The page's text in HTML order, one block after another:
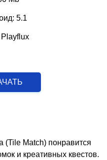
5.1
Playflux
(Tile Match) понравится
и креативных квестов.